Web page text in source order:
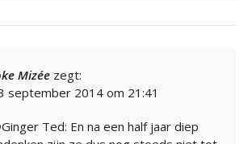
Mizée zegt:
september 2014 om 21:41
Ted: En na een half jaar diep